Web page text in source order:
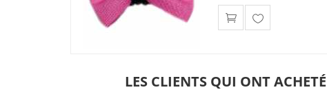
d'envies
LES CLIENTS QUI ONT